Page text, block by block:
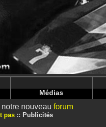
www/Photos-Jeux-
www/Photos-Jeux-
Médias
nouveau forum
pas Publicités